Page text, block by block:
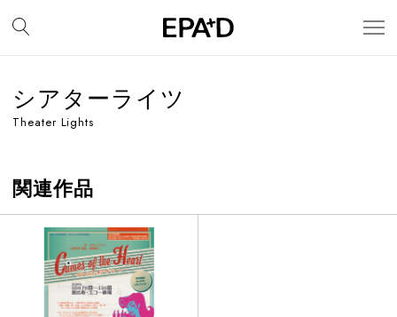
シアターライツ
Theater Lights
関連作品